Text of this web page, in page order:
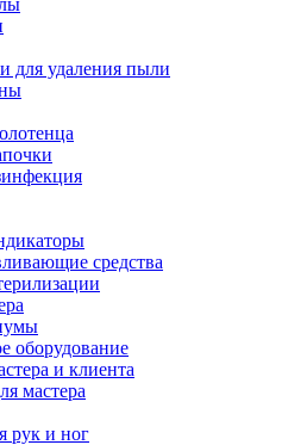
для удаления пыли
средства
оборудование
и клиента
мастера
рук и ног